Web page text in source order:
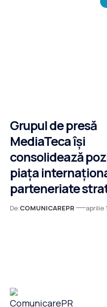
Grupul de presă
MediaTeca își
consolidează
piața
parteneriate
De:COMUNICAREPR aprilie